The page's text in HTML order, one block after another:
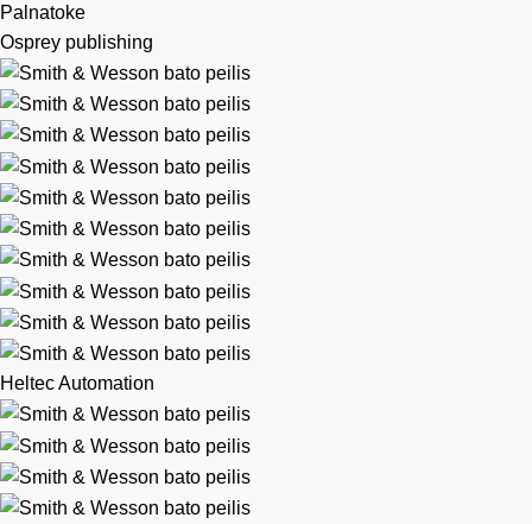
Palnatoke
Osprey publishing
Heltec Automation